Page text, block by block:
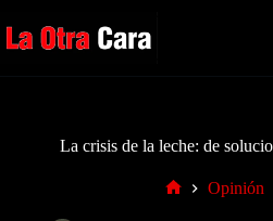
al
contenido
La crisis de la leche: de
Opinión